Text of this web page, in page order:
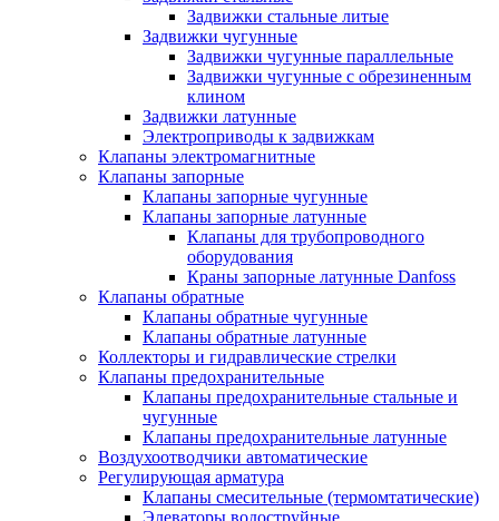
Задвижки стальные литые
Задвижки чугунные
Задвижки чугунные параллельные
Задвижки чугунные с обрезиненным
клином
Задвижки латунные
Электроприводы к задвижкам
Клапаны электромагнитные
Клапаны запорные
Клапаны запорные чугунные
Клапаны запорные латунные
Клапаны для трубопроводного
оборудования
Краны запорные латунные Danfoss
Клапаны обратные
Клапаны обратные чугунные
Клапаны обратные латунные
Коллекторы и гидравлические стрелки
Клапаны предохранительные
Клапаны предохранительные стальные и
чугунные
Клапаны предохранительные латунные
Воздухоотводчики автоматические
Регулирующая арматура
Клапаны смесительные (термомтатические)
Элеваторы водоструйные